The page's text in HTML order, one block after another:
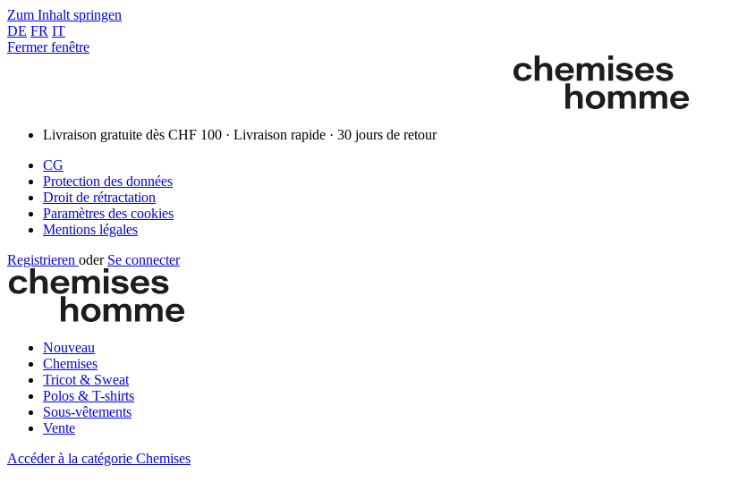
Zum Inhalt springen
DE FR IT
Fermer fenêtre
Livraison gratuite dès CHF 100 · Livraison rapide · 30 jours de retour
CG
Protection des données
Droit de rétractation
Paramètres des cookies
Mentions légales
Registrieren oder Se connecter
Nouveau
Chemises
Tricot & Sweat
Polos & T-shirts
Sous-vêtements
Vente
Accéder à la catégorie Chemises